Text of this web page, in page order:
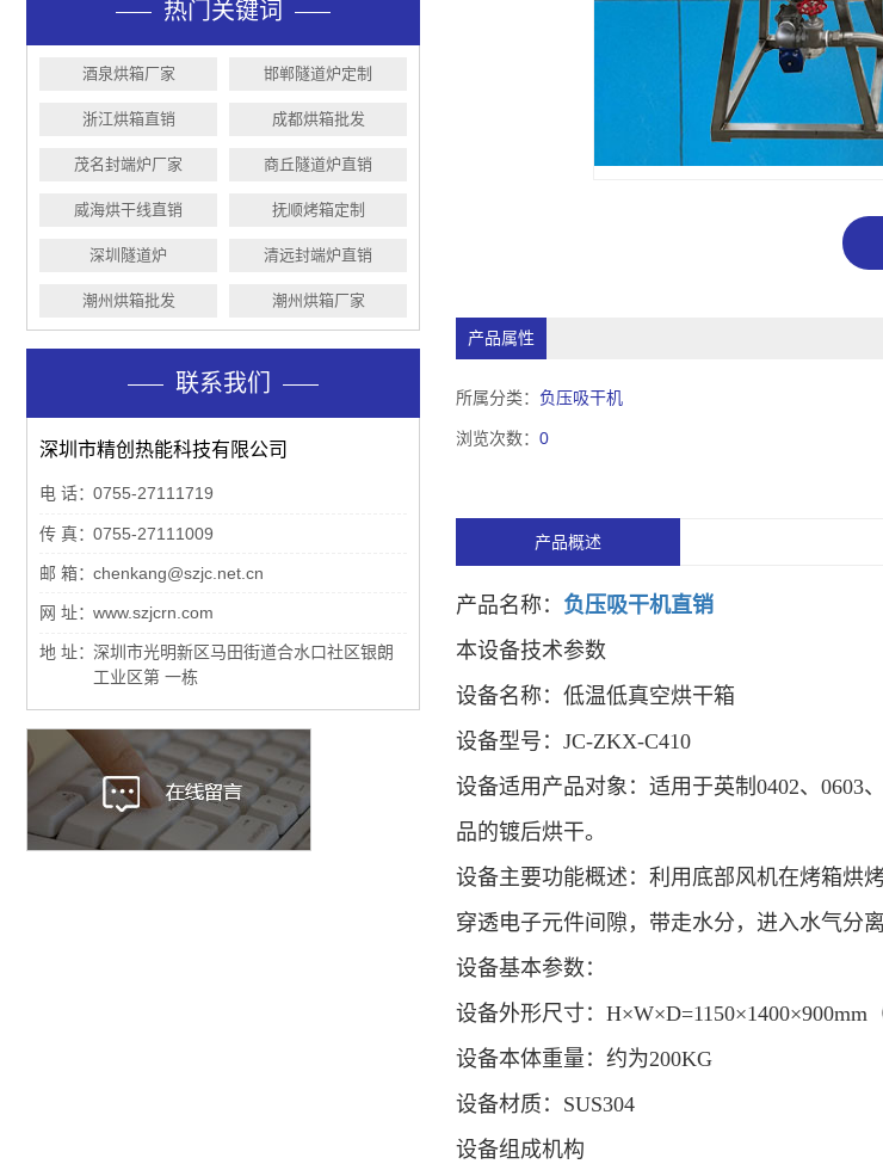
工业烘烤箱要如何使用保养才更安全
工业隧道炉如何正确使用呢
热门关键词
酒泉烘箱厂家 邯郸隧道炉定制
浙江烘箱直销 成都烘箱批发
茂名封端炉厂家 商丘隧道炉直销
威海烘干线直销 抚顺烤箱定制
深圳隧道炉 清远封端炉直销
潮州烘箱批发 潮州烘箱厂家
联系我们
深圳市精创热能科技有限公司
电 话：0755-27111719
传 真：0755-27111009
邮 箱：chenkang@szjc.net.cn
网 址：www.szjcrn.com
地 址：深圳市光明新区马田街道合水口社区银朗
工业区第 一栋
产品属性
所属分类： 负压吸干机
浏览次数：0
产品概述
产品名称： 负压吸干机直销
本设备技术参数
设备名称：低温低真空烘干箱
设备型号：JC-ZKX-C410
设备适用产品对象：适用于英制0402、0603
品的镀后烘干。
设备主要功能概述：利用底部风机在烤箱烘
穿透电子元件间隙，带走水分，进入水气分离
设备基本参数：
设备外形尺寸：H×W×D=1150×1400×900mm
设备本体重量：约为200KG
设备材质：SUS304
设备组成机构